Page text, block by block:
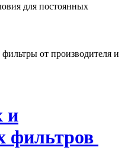
для постоянных
от производителя и
и